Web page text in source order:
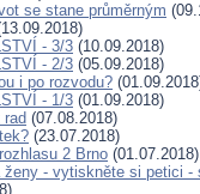
se stane průměrným
- 3/3 (10.09.2018)
- 2/3 (05.09.2018)
i po rozvodu?
- 1/3 (01.09.2018)
(07.08.2018)
(23.07.2018)
2 Brno (01.07.2018)
- vytiskněte si petici -